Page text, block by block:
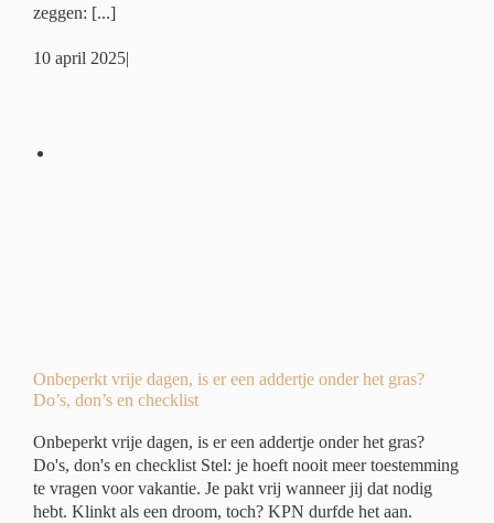
zeggen: [...]
10 april 2025|
Onbeperkt vrije dagen, is er een addertje onder het gras?
Do’s, don’s en checklist
Onbeperkt vrije dagen, is er een addertje onder het gras?
Do's, don's en checklist Stel: je hoeft nooit meer toestemming
te vragen voor vakantie. Je pakt vrij wanneer jij dat nodig
hebt. Klinkt als een droom, toch? KPN durfde het aan.